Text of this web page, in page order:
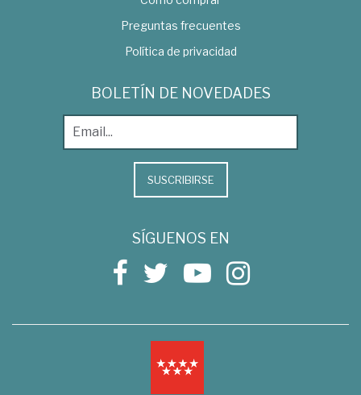
Preguntas frecuentes
Política de privacidad
BOLETÍN DE NOVEDADES
SUSCRIBIRSE
SÍGUENOS EN